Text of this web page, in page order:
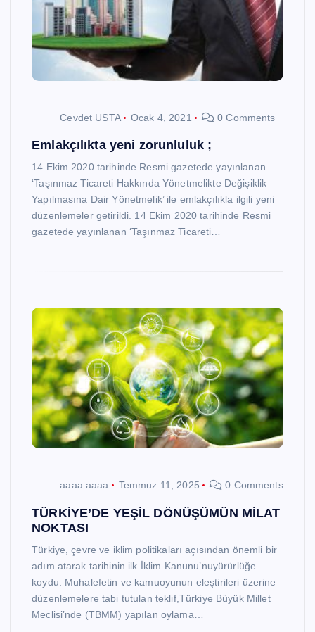
Cevdet USTA Ocak 4, 2021 0 Comments
Emlakçılıkta yeni zorunluluk ;
14 Ekim 2020 tarihinde Resmi gazetede yayınlanan
‘Taşınmaz Ticareti Hakkında Yönetmelikte Değişiklik
Yapılmasına Dair Yönetmelik’ ile emlakçılıkla ilgili yeni
düzenlemeler getirildi. 14 Ekim 2020 tarihinde Resmi
gazetede yayınlanan ‘Taşınmaz Ticareti…
aaaa aaaa Temmuz 11, 2025 0 Comments
TÜRKİYE’DE YEŞİL DÖNÜŞÜMÜN MİLAT
NOKTASI
Türkiye, çevre ve iklim politikaları açısından önemli bir
adım atarak tarihinin ilk İklim Kanunu’nuyürürlüğe
koydu. Muhalefetin ve kamuoyunun eleştirileri üzerine
düzenlemelere tabi tutulan teklif,Türkiye Büyük Millet
Meclisi’nde (TBMM) yapılan oylama…